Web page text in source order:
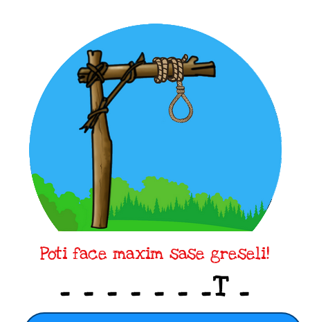
Poti face maxim sase greseli!
_ _ _ _ _ _ _T _